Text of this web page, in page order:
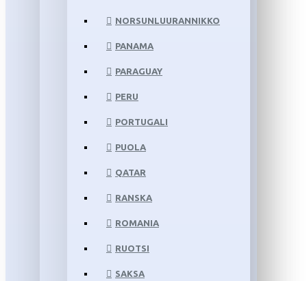
NORSUNLUURANNIKKO
PANAMA
PARAGUAY
PERU
PORTUGALI
PUOLA
QATAR
RANSKA
ROMANIA
RUOTSI
SAKSA